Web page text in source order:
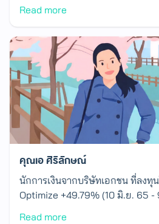
Read more
คุณเอ ศิริลักษณ์
นักการเงินจากบริษัทเอกชน ที่ลงทุนใน Thematic
Optimize +49.79% (10 มิ.ย. 65 -
Read more